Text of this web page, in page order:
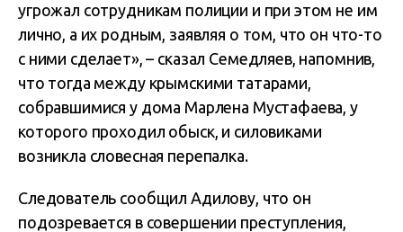
угрожал сотрудникам полиции и при этом не им
лично, а их родным, заявляя о том, что он что-то
с ними сделает», – сказал Семедляев, напомнив,
что тогда между крымскими татарами,
собравшимися у дома Марлена Мустафаева, у
которого проходил обыск, и силовиками
возникла словесная перепалка.
Следователь сообщил Адилову, что он
подозревается в совершении преступления,